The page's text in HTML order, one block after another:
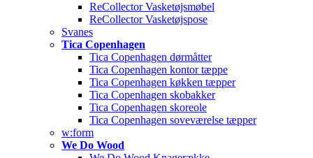
ReCollector Vasketøjsmøbel
ReCollector Vasketøjspose
Svanes
Tica Copenhagen
Tica Copenhagen dørmåtter
Tica Copenhagen kontor tæppe
Tica Copenhagen køkken tæpper
Tica Copenhagen skobakker
Tica Copenhagen skoreole
Tica Copenhagen soveværelse tæpper
w:form
We Do Wood